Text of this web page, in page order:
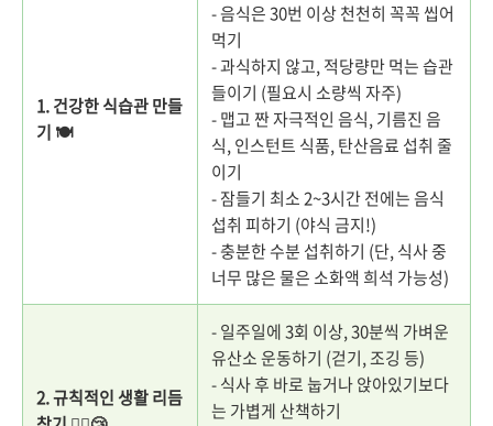
1. 건강한 식습관 만들
기 🍽️
- 음식은 30번 이상 천천히 꼭꼭 씹어
먹기
- 과식하지 않고, 적당량만 먹는 습관
들이기 (필요시 소량씩 자주)
- 맵고 짠 자극적인 음식, 기름진 음
식, 인스턴트 식품, 탄산음료 섭취 줄
이기
- 잠들기 최소 2~3시간 전에는 음식
섭취 피하기 (야식 금지!)
- 충분한 수분 섭취하기 (단, 식사 중
너무 많은 물은 소화액 희석 가능성)
2. 규칙적인 생활 리듬
- 일주일에 3회 이상, 30분씩 가벼운
유산소 운동하기 (걷기, 조깅 등)
- 식사 후 바로 눕거나 앉아있기보다
는 가볍게 산책하기